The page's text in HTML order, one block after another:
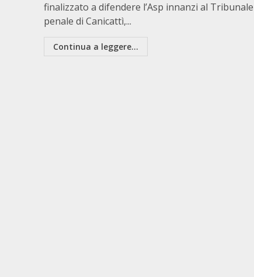
finalizzato a difendere l’Asp innanzi al Tribunale
penale di Canicattì,...
Continua a leggere...